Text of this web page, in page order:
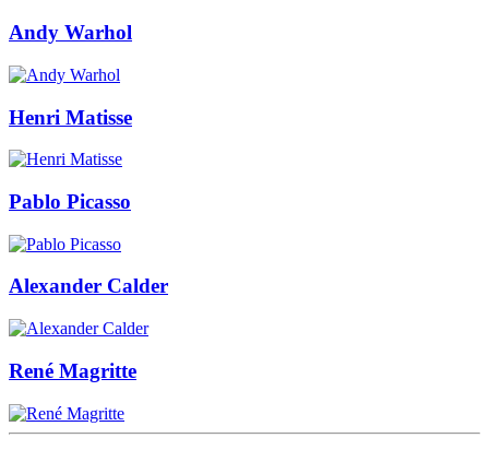
Andy Warhol
Henri Matisse
Pablo Picasso
Alexander Calder
René Magritte